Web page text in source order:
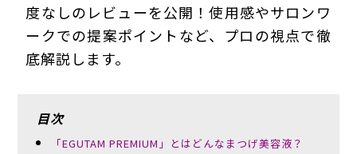
度なしのレビューを公開！使用感やサロンワ
ークでの提案ポイントなど、プロの視点で徹
底解説します。
目次
「EGUTAM PREMIUM」とはどんなまつげ美容液？